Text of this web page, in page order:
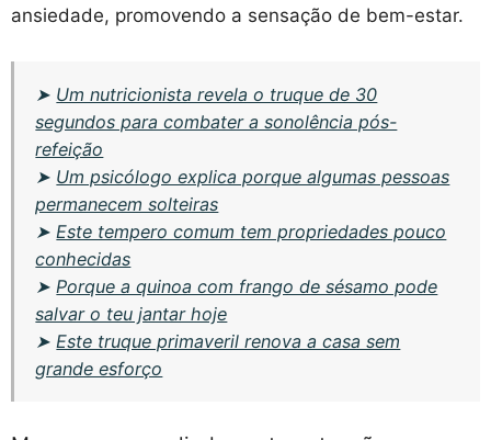
ansiedade, promovendo a sensação de bem-estar.
➤ Um nutricionista revela o truque de 30
segundos para combater a sonolência pós-
refeição
➤ Um psicólogo explica porque algumas pessoas
permanecem solteiras
➤ Este tempero comum tem propriedades pouco
conhecidas
➤ Porque a quinoa com frango de sésamo pode
salvar o teu jantar hoje
➤ Este truque primaveril renova a casa sem
grande esforço